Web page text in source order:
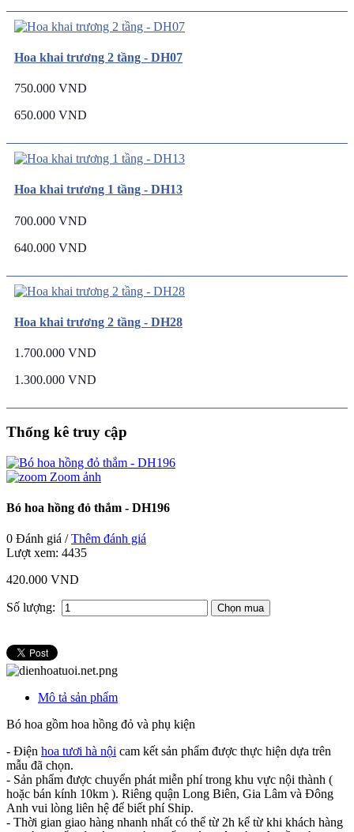
Hoa khai trương 2 tầng - DH07
750.000 VND
650.000 VND
Hoa khai trương 1 tầng - DH13
700.000 VND
640.000 VND
Hoa khai trương 2 tầng - DH28
1.700.000 VND
1.300.000 VND
Thống kê truy cập
Zoom ảnh
Bó hoa hồng đỏ thắm - DH196
0 Đánh giá /Thêm đánh giá
Lượt xem: 4435
420.000 VND
Số lượng:
Mô tả sản phẩm
Bó hoa gồm hoa hồng đỏ và phụ kiện
- Điện hoa tươi hà nội cam kết sản phẩm được thực hiện dựa trên
mẫu đã chọn.
- Sản phẩm được chuyển phát miễn phí trong khu vực nội thành (
hoặc bán kính 10km ). Riêng quận Long Biên, Gia Lâm và Đông
Anh vui lòng liên hệ để biết phí Ship.
- Thời gian giao hàng nhanh nhất có thể từ 2h kể từ khi khách hàng